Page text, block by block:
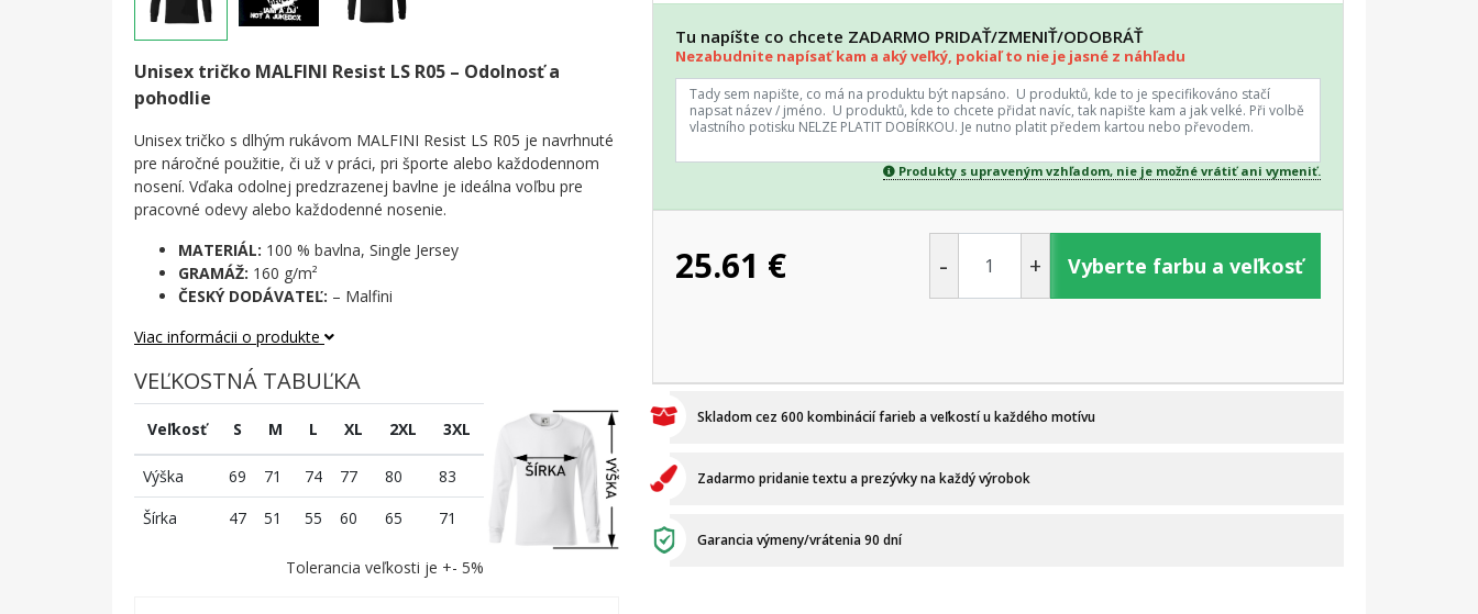
Unisex tričko MALFINI Resist LS R05 – Odolnosť a
pohodlie
Unisex tričko s dlhým rukávom MALFINI Resist LS R05 je navrhnuté
pre náročné použitie, či už v práci, pri športe alebo každodennom
nosení. Vďaka odolnej predzrazenej bavlne je ideálna voľbu pre
pracovné odevy alebo každodenné nosenie.
MATERIÁL: 100 % bavlna, Single Jersey
GRAMÁŽ: 160 g/m²
ČESKÝ DODÁVATEĽ: – Malfini
Viac informácii o produkte
VEĽKOSTNÁ TABUĽKA
Veľkosť S M L XL 2XL 3XL
Výška 69 71 74 77 80
83
Šírka
47 51 55 60 65 71
Tolerancia veľkosti je +- 5%
Tu napíšte co chcete ZADARMO PRIDAŤ/ZMENIŤ/ODOBRÁŤ
Nezabudnite napísať kam a aký veľký, pokiaľ to nie je jasné z náhľadu
Produkty s upraveným vzhľadom, nie je možné vrátiť ani vymeniť.
25.61 € - + Vyberte farbu a veľkosť
Skladom cez 600 kombinácií farieb a veľkostí u každého motívu
Zadarmo pridanie textu a prezývky na každý výrobok
Garancia výmeny/vrátenia 90 dní